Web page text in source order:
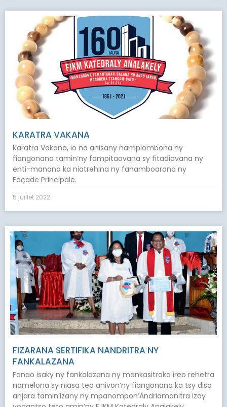
KARATRA VAKANA
Karatra Vakana, io no anisany nampiombona ny
fiangonana tamin’ny fampitaovana sy fitadiavana ny
enti-manana ka niatrehina ny fanamboarana ny
Façade Principale.
5 juillet 2022
FIZARANA SERTIFIKA NANDRITRA NY
FANKALAZANA
Fanao isaky ny fankalazana ny mankasitraka ireo rehetra
namelona sy niasa teo anivon’ny fiangonana ka tsy diso
anjara tamin’izany ny mpanompon’Andriamanitra izay